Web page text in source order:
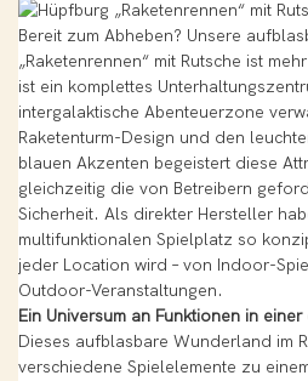
Bereit zum Abheben? Unsere
„Raketenrennen“ mit Rutsche ist
ist ein komplettes
intergalaktische Abenteuerzone
Raketenturm-Design und den
blauen Akzenten begeistert diese
gleichzeitig die von Betreibern
Sicherheit. Als direkter Hersteller
multifunktionalen Spielplatz so
jeder Location wird – von Indoor-
Outdoor-Veranstaltungen.
Ein Universum an Funktionen in
Dieses aufblasbare Wunderland im
verschiedene Spielelemente zu